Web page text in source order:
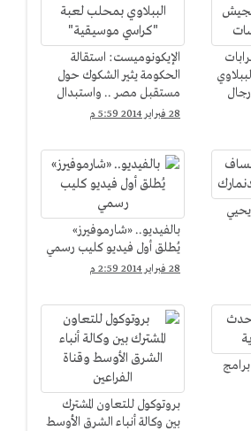
الإيكونوميست: استقالة
الحكومة يثير الشكوك حول
مستقبل مصر .. واستبدال
الببلاوي بمحلب لعبة
28 فبراير 2014 5:59 م
بالفيديو.. «شارموفيرز»
يُطلق أول فيديو كليب رسمي
28 فبراير 2014 2:59 م
بروتوكول للتعاون المشترك
بين وكالة أنباء الشرق الأوسط